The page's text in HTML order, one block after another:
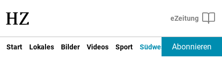
Start Lokales Bilder Videos Sport Südwest Deutschland
Abonnieren